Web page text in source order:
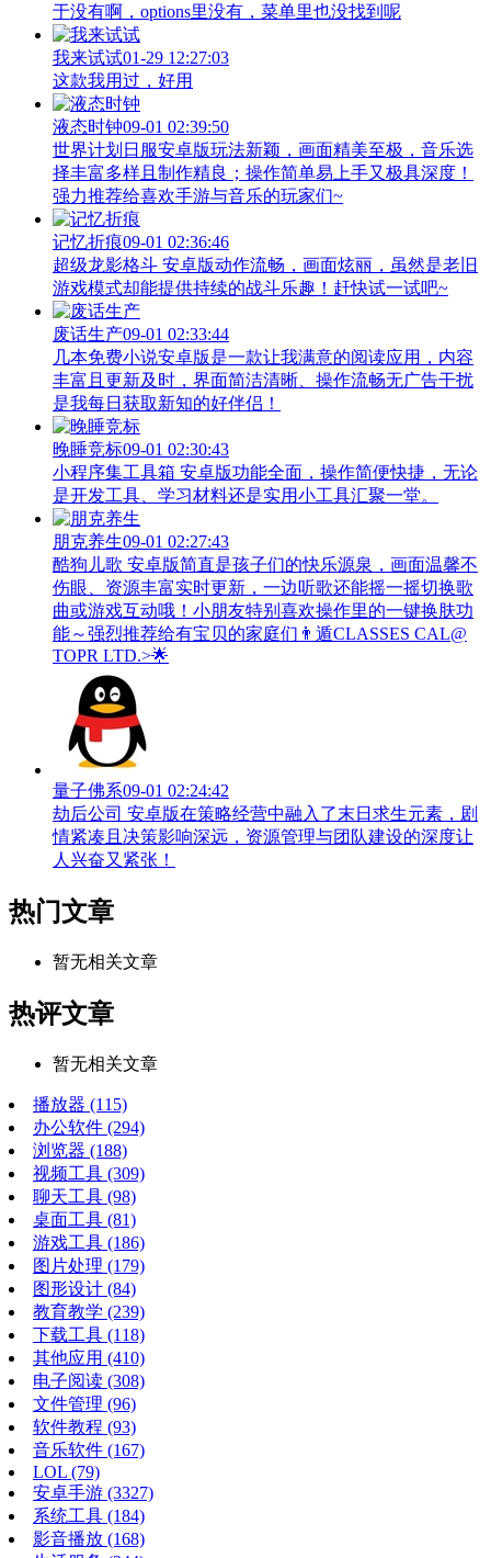
于没有啊，options里没有，菜单里也没找到呢
我来试试01-29 12:27:03
这款我用过，好用
液态时钟09-01 02:39:50
世界计划日服安卓版玩法新颖，画面精美至极，音乐选
择丰富多样且制作精良；操作简单易上手又极具深度！
强力推荐给喜欢手游与音乐的玩家们~
记忆折痕09-01 02:36:46
超级龙影格斗 安卓版动作流畅，画面炫丽，虽然是老旧
游戏模式却能提供持续的战斗乐趣！赶快试一试吧~
废话生产09-01 02:33:44
几本免费小说安卓版是一款让我满意的阅读应用，内容
丰富且更新及时，界面简洁清晰、操作流畅无广告干扰
是我每日获取新知的好伴侣！
晚睡竞标09-01 02:30:43
小程序集工具箱 安卓版功能全面，操作简便快捷，无论
是开发工具、学习材料还是实用小工具汇聚一堂。
朋克养生09-01 02:27:43
酷狗儿歌 安卓版简直是孩子们的快乐源泉，画面温馨不
伤眼、资源丰富实时更新，一边听歌还能摇一摇切换歌
曲或游戏互动哦！小朋友特别喜欢操作里的一键换肤功
能～强烈推荐给有宝贝的家庭们👨‍遁️CLASSES CAL@
TOPR LTD.>🌟
量子佛系09-01 02:24:42
劫后公司 安卓版在策略经营中融入了末日求生元素，剧
情紧凑且决策影响深远，资源管理与团队建设的深度让
人兴奋又紧张！
热门文章
暂无相关文章
热评文章
暂无相关文章
播放器 (115)
办公软件 (294)
浏览器 (188)
视频工具 (309)
聊天工具 (98)
桌面工具 (81)
游戏工具 (186)
图片处理 (179)
图形设计 (84)
教育教学 (239)
下载工具 (118)
其他应用 (410)
电子阅读 (308)
文件管理 (96)
软件教程 (93)
音乐软件 (167)
LOL (79)
安卓手游 (3327)
系统工具 (184)
影音播放 (168)